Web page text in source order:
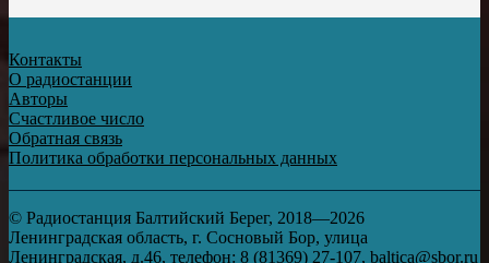
Контакты
О радиостанции
Авторы
Счастливое число
Обратная связь
Политика обработки персональных данных
© Радиостанция Балтийский Берег, 2018—2026
Ленинградская область, г. Сосновый Бор, улица
Ленинградская, д.46, телефон: 8 (81369) 27-107, baltica@sbor.ru